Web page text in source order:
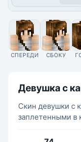
СПЕРЕДИ СБОКУ
Девушка с
Скин девушки с
заплетенными в